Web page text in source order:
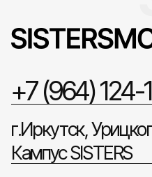
+7 (964)
г.Иркутск,
Кампус SISTERS